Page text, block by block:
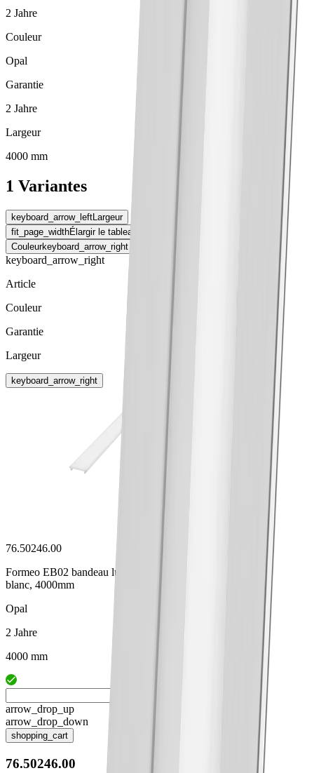
2 Jahre
Couleur
Opal
Garantie
2 Jahre
Largeur
4000 mm
1 Variantes
keyboard_arrow_leftLargeur
fit_page_widthÉlargir le tableau
Couleurkeyboard_arrow_right
keyboard_arrow_right
Article
Couleur
Garantie
Largeur
keyboard_arrow_right
76.50246.00
Formeo EB02 bandeau lumineux
blanc, 4000mm
Opal
2 Jahre
4000 mm
arrow_drop_up
arrow_drop_down
shopping_cart
76.50246.00